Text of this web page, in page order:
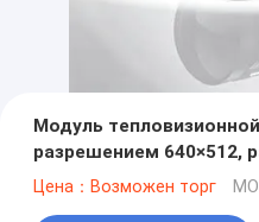
Модуль
разрешением 640×512,
и компактным
Цена：Возможен торг